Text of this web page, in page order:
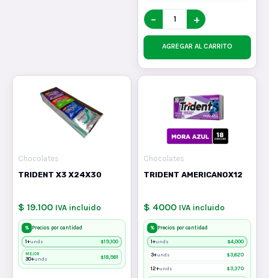
− +
AGREGAR AL CARRITO
Chocolates
TRIDENT X3 X24X30
$ 19.100 IVA incluido
% Precios por cantidad
1+unds $19,100
MEJOR
30+unds $18,981
Chocolates
TRIDENT AMERICANOX12
$ 4000 IVA incluido
% Precios por cantidad
1+unds $4,000
3+unds $3,620
12+unds $3,370